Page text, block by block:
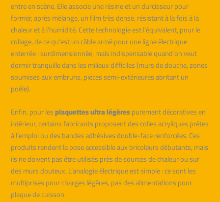
entre en scène. Elle associe une résine et un durcisseur pour
former, après mélange, un film très dense, résistant à la fois à la
chaleur et à l’humidité. Cette technologie est l’équivalent, pour le
collage, de ce qu’est un câble armé pour une ligne électrique
enterrée : surdimensionnée, mais indispensable quand on veut
dormir tranquille dans les milieux difficiles (murs de douche, zones
soumises aux embruns, pièces semi-extérieures abritant un
poêle).
Enfin, pour lesplaquettes ultra légèrespurement décoratives en
intérieur, certains fabricants proposent des colles acryliques prêtes
à l’emploi ou des bandes adhésives double-face renforcées. Ces
produits rendent la pose accessible aux bricoleurs débutants, mais
ils ne doivent pas être utilisés près de sources de chaleur ou sur
des murs douteux. L’analogie électrique est simple : ce sont les
multiprises pour charges légères, pas des alimentations pour
plaque de cuisson.